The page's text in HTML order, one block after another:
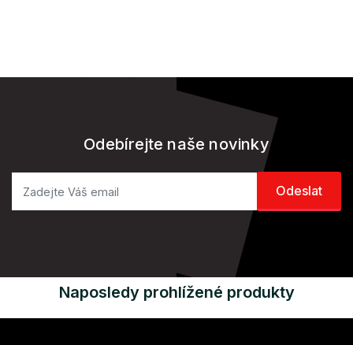
Odebírejte naše novinky
Naposledy prohlížené produkty